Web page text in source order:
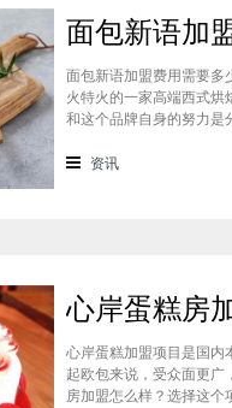
面包新语加盟费用需要多
火特火的一家高端西式烘
和这个品牌自身的努力是
统地道且正宗的西式烘焙
资讯
心岸蛋糕加盟项目是国内
起欧包来说，受众面更
房加盟怎么样？选择这